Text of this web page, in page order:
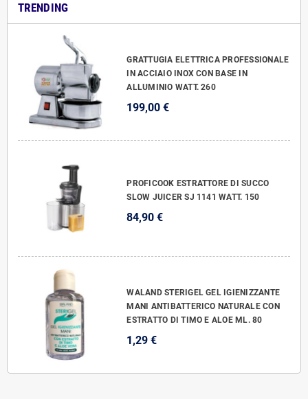
TRENDING
GRATTUGIA ELETTRICA PROFESSIONALE
IN ACCIAIO INOX CON BASE IN
ALLUMINIO WATT. 260
199,00 €
PROFICOOK ESTRATTORE DI SUCCO
SLOW JUICER SJ 1141 WATT. 150
84,90 €
WALAND STERIGEL GEL IGIENIZZANTE
MANI ANTIBATTERICO NATURALE CON
ESTRATTO DI TIMO E ALOE ML. 80
1,29 €